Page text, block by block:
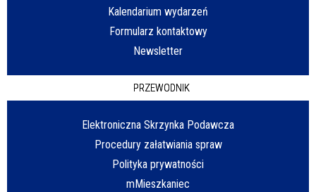
Kalendarium wydarzeń
Formularz kontaktowy
Newsletter
PRZEWODNIK
Elektroniczna Skrzynka Podawcza
Procedury załatwiania spraw
Polityka prywatności
mMieszkaniec